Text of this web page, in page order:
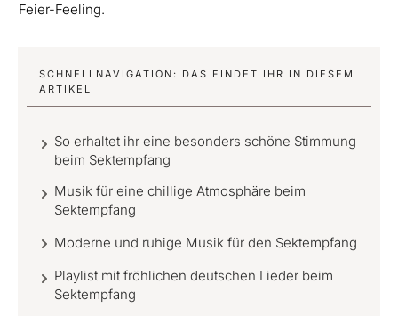
Feier-Feeling.
SCHNELLNAVIGATION: DAS FINDET IHR IN DIESEM
ARTIKEL
So erhaltet ihr eine besonders schöne Stimmung
beim Sektempfang
Musik für eine chillige Atmosphäre beim
Sektempfang
Moderne und ruhige Musik für den Sektempfang
Playlist mit fröhlichen deutschen Lieder beim
Sektempfang